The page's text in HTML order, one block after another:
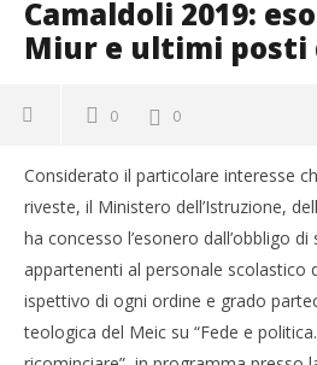
Camaldoli 2019:
Miur e ultimi posti
0 0
Considerato il particolare interesse
riveste, il Ministero dell’Istruzione,
ha concesso l’esonero dall’obbligo
appartenenti al personale scolastico
ispettivo di ogni ordine e grado
teologica del Meic su “Fede e